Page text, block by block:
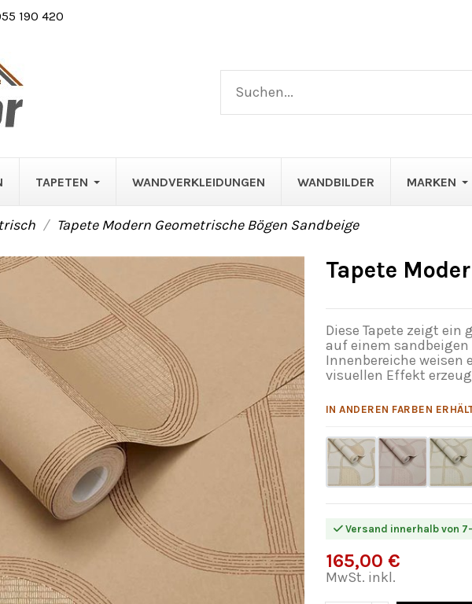
190 420
TAPETEN WANDVERKLEIDUNGEN WANDBILDER MARKEN
Tapete Modern Geometrische Bögen Sandbeige
Tapete
Diese Tapete zeigt
auf einem sandbeigen
Innenbereiche weisen
visuellen Effekt
IN ANDEREN FARBEN
Versand innerhalb von 7-
165,00 €
MwSt. inkl.